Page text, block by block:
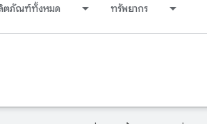
ตภัณฑ์ทั้งหมด ทรัพยากร